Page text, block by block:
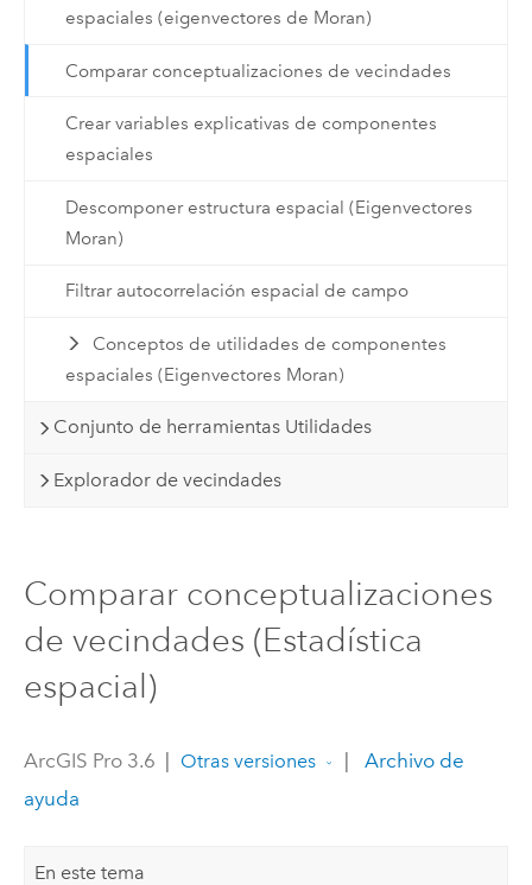
espaciales (eigenvectores de Moran)
Comparar conceptualizaciones de vecindades
Crear variables explicativas de componentes
espaciales
Descomponer estructura espacial (Eigenvectores
Moran)
Filtrar autocorrelación espacial de campo
Conceptos de utilidades de componentes
espaciales (Eigenvectores Moran)
Conjunto de herramientas Utilidades
Explorador de vecindades
Comparar conceptualizaciones
de vecindades (Estadística
espacial)
ArcGIS Pro 3.6 Otras versiones
Archivo de
ayuda
En este tema